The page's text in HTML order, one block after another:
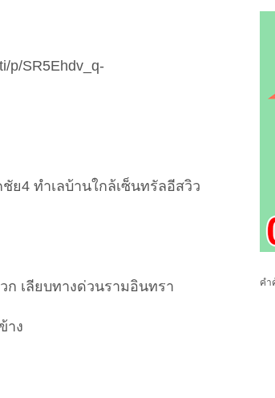
p/SR5Ehdv_q-
ย4 ทำเลบ้านใกล้เซ็นทรัลอีสวิว
ก เลียบทางด่วนรามอินทรา
าง
คำ